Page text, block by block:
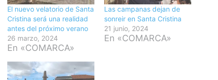
El nuevo velatorio de Santa
Cristina será una realidad
antes del próximo verano
26 marzo, 2024
En «COMARCA»
Las campanas dejan de
sonreir en Santa Cristina
21 junio, 2024
En «COMARCA»